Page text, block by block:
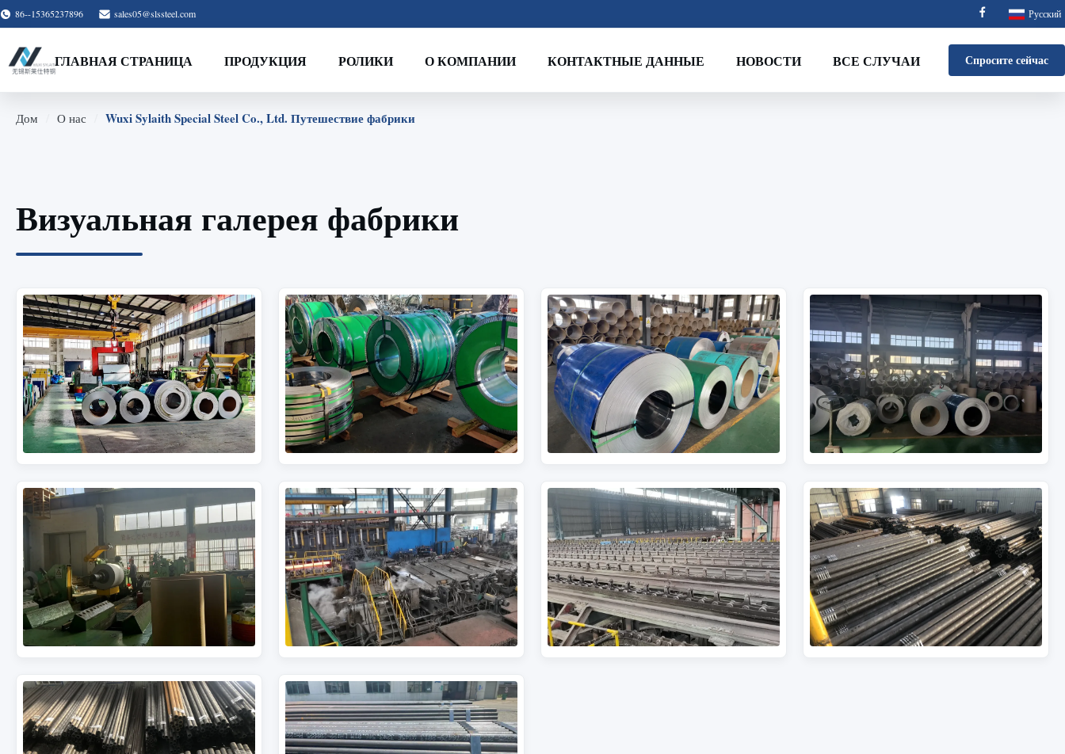
86--15365237896 sales05@slssteel.com Русский
ГЛАВНАЯ СТРАНИЦА ПРОДУКЦИЯ РОЛИКИ О КОМПАНИИ КОНТАКТНЫЕ ДАННЫЕ НОВОСТИ ВСЕ СЛУЧАИ Спросите сейчас
Дом О нас Wuxi Sylaith Special Steel Co., Ltd. Путешествие фабрики
Визуальная галерея фабрики